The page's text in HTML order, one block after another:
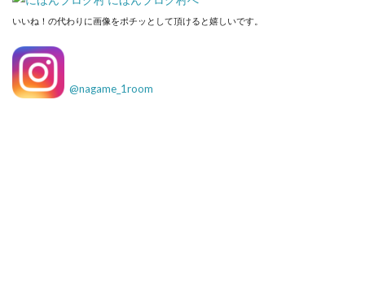
いいね！の代わりに画像をポチッとして頂けると嬉しいです。
@nagame_1room